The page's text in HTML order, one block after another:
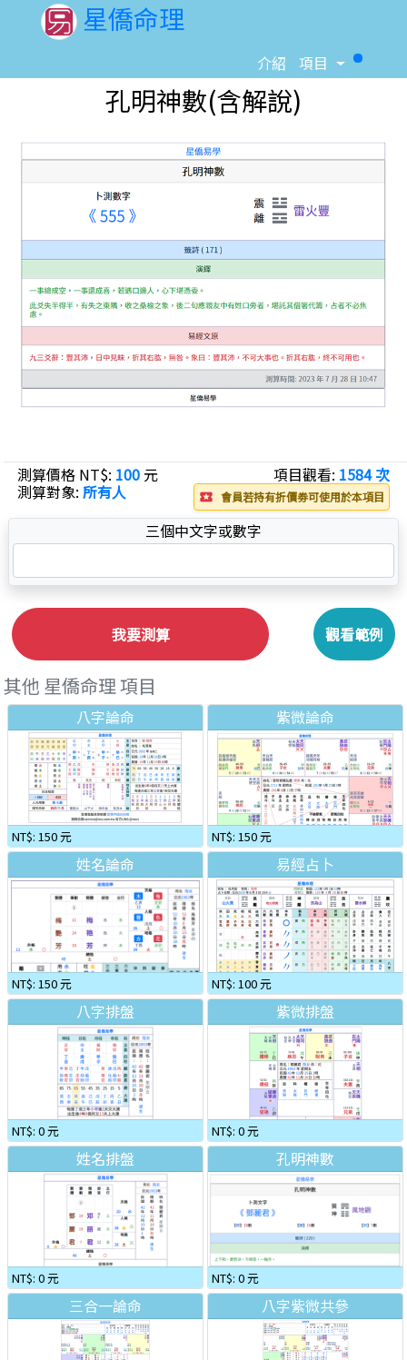
星僑命理
介紹 項目 Toggle
孔明神數(含解說)
測算價格 NT$: 100 元 項目觀看: 1584 次
測算對象: 所有人 local_play 會員若持有折價劵可使用於本項目
三個中文字或數字
我要測算 觀看範例
其他 星僑命理 項目
八字論命
NT$: 150 元
紫微論命
NT$: 150 元
姓名論命
NT$: 150 元
易經占卜
NT$: 100 元
八字排盤
NT$: 0 元
紫微排盤
NT$: 0 元
姓名排盤
NT$: 0 元
孔明神數
NT$: 0 元
三合一論命 八字紫微共參